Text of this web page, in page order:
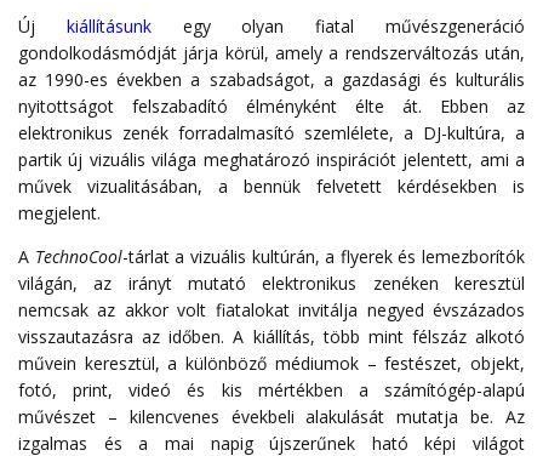
Új kiállításunkegy olyan fiatal művészgeneráció
gondolkodásmódját járja körül, amely a rendszerváltozás után,
az 1990-es években a szabadságot, a gazdasági és kulturális
nyitottságot felszabadító élményként élte át. Ebben az
elektronikus zenék forradalmasító szemlélete, a DJ-kultúra, a
partik új vizuális világa meghatározó inspirációt jelentett, ami a
művek vizualitásában, a bennük felvetett kérdésekben is
megjelent.
A TechnoCool-tárlat a vizuális kultúrán, a flyerek és lemezborítók
világán, az irányt mutató elektronikus zenéken keresztül
nemcsak az akkor volt fiatalokat invitálja negyed évszázados
visszautazásra az időben. A kiállítás, több mint félszáz alkotó
művein keresztül, a különböző médiumok – festészet, objekt,
fotó, print, videó és kis mértékben a számítógép-alapú
művészet – kilencvenes évekbeli alakulását mutatja be. Az
izgalmas és a mai napig újszerűnek ható képi világot